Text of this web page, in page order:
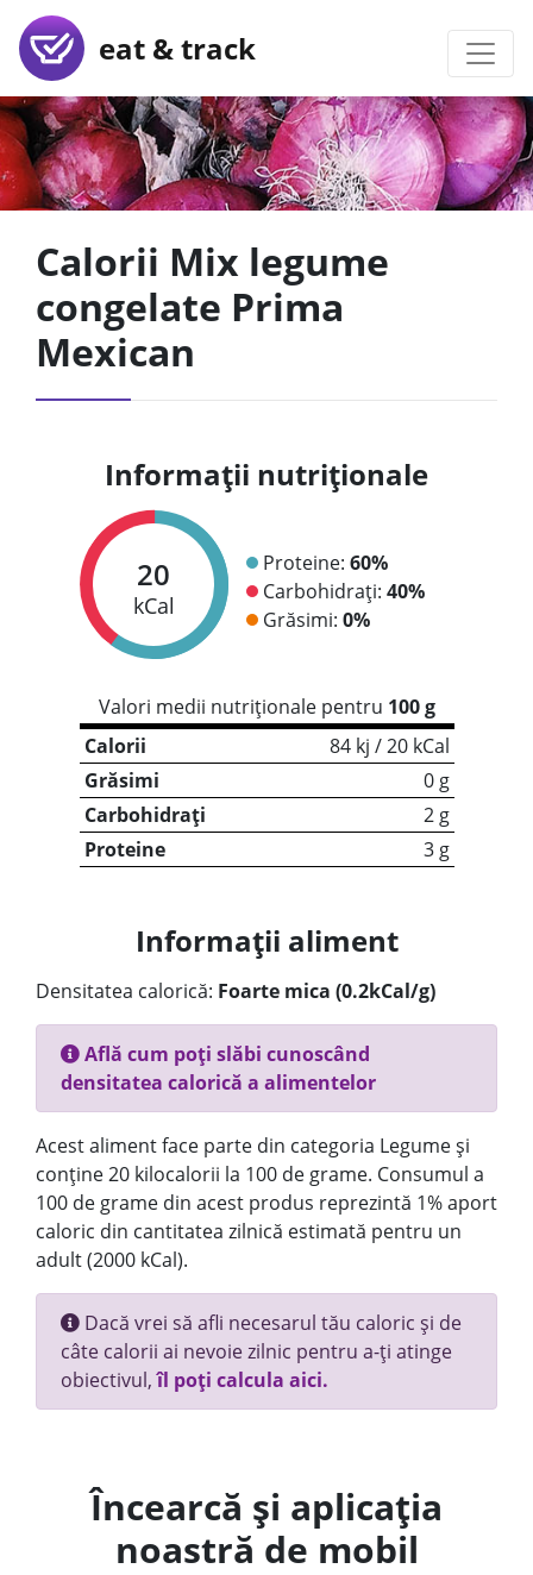
eat & track
Calorii Mix legume
congelate Prima
Mexican
Informații nutriționale
20
kCal
Proteine: 60%
Carbohidrați: 40%
Grăsimi: 0%
Valori medii nutriționale pentru 100 g
Calorii
84 kj / 20 kCal
Grăsimi
0 g
Carbohidrați
2 g
Proteine
3 g
Informații aliment
Densitatea calorică: Foarte mica (0.2kCal/g)
Află cum poți slăbi cunoscând
densitatea calorică a alimentelor
Acest aliment face parte din categoria Legume și
conține 20 kilocalorii la 100 de grame. Consumul a
100 de grame din acest produs reprezintă 1% aport
caloric din cantitatea zilnică estimată pentru un
adult (2000 kCal).
Dacă vrei să afli necesarul tău caloric și de
câte calorii ai nevoie zilnic pentru a-ți atinge
obiectivul,îl poți calcula aici.
Încearcă și aplicația
noastră de mobil